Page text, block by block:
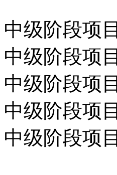
中级阶段项目
中级阶段项目
中级阶段项目
中级阶段项目
中级阶段项目